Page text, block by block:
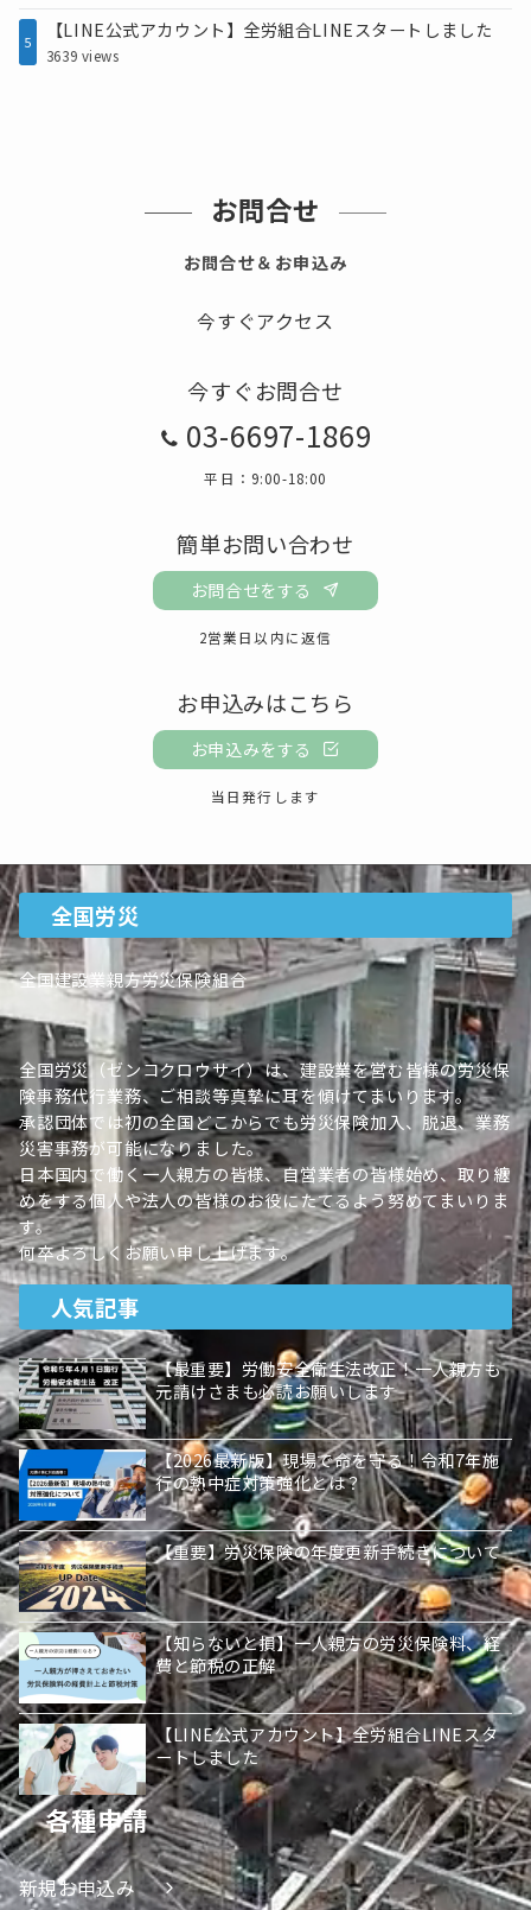
5
【LINE公式アカウント】全労組合LINEスタートしました
3639 views
お問合せ
お問合せ＆お申込み
今すぐアクセス
今すぐお問合せ
03-6697-1869
平日：9:00-18:00
簡単お問い合わせ
お問合せをする
2営業日以内に返信
お申込みはこちら
お申込みをする
当日発行します
全国労災
全国建設業親方労災保険組合
全国労災（ゼンコクロウサイ）は、建設業を営む皆様の労災保
険事務代行業務、ご相談等真摯に耳を傾けてまいります。
承認団体では初の全国どこからでも労災保険加入、脱退、業務
災害事務が可能になりました。
日本国内で働く一人親方の皆様、自営業者の皆様始め、取り纏
めをする個人や法人の皆様のお役にたてるよう努めてまいりま
す。
何卒よろしくお願い申し上げます。
人気記事
【最重要】労働安全衛生法改正！一人親方も
元請けさまも必読お願いします
【2026最新版】現場で命を守る！令和7年施
行の熱中症対策強化とは？
【重要】労災保険の年度更新手続きについて
【知らないと損】一人親方の労災保険料、経
費と節税の正解
【LINE公式アカウント】全労組合LINEスタ
ートしました
各種申請
新規お申込み